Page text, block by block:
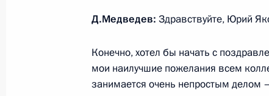
Российской Федерации в
«Ростехнологии» и
государствах
Д.Медведев: Здравствуйте, Юрий
Конечно, хотел бы начать с
мои наилучшие пожелания всем
занимается очень непростым делом